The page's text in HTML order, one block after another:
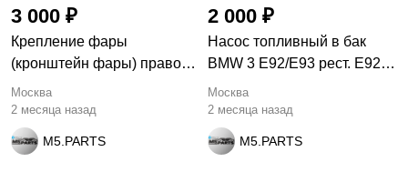
3 000 ₽
Крепление фары
(кронштейн фары) правой
BMW 3
Москва
2 месяца назад
M5.PARTS
2 000 ₽
Насос топливный в бак
BMW 3 E92/E93 рест. E92
2010
Москва
2 месяца назад
M5.PARTS